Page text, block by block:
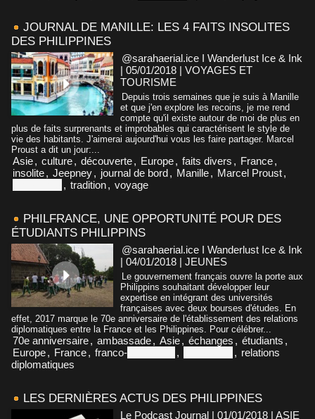
JOURNAL DE MANILLE: LES 4 FAITS INSOLITES
DES PHILIPPINES
@sarahaerial.ice I Wanderlust Ice & Ink
| 05/01/2018 | VOYAGES ET
TOURISME
Depuis trois semaines que je suis à Manille
et que j'en explore les recoins, je me rend
compte qu'il existe autour de moi de plus en
plus de faits surprenants et improbables qui caractérisent le style de
vie des habitants. J'aimerai aujourd'hui vous les faire partager. Marcel
Proust a dit un jour:...
Asie, culture, découverte, Europe, faits divers , France,
insolite, Jeepney, journal de bord, Manille, Marcel Proust,
, tradition, voyage
PHILFRANCE, UNE OPPORTUNITÉ POUR DES
ÉTUDIANTS PHILIPPINS
@sarahaerial.ice I Wanderlust Ice & Ink
| 04/01/2018 | JEUNES
Le gouvernement français ouvre la porte aux
Philippins souhaitant développer leur
expertise en intégrant des universités
françaises avec deux bourses d'études. En
effet, 2017 marque le 70e anniversaire de l'établissement des relations
diplomatiques entre la France et les Philippines. Pour célébrer...
70e anniversaire, ambassade, Asie, échanges , étudiants ,
Europe, France, franco- , , relations
diplomatiques
LES DERNIÈRES ACTUS DES PHILIPPINES
Le Podcast Journal | 01/01/2018 | ASIE